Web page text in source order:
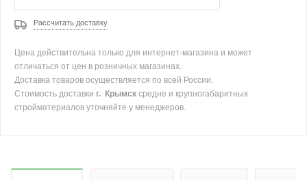
Рассчитать доставку
Цена действительна только для интернет-магазина и может
отличаться от цен в розничных магазинах.
Доставка товаров осуществляется по всей России.
Стоимость доставки г. Крымск средне и крупногабаритных
стройматериалов уточняйте у менеджеров.